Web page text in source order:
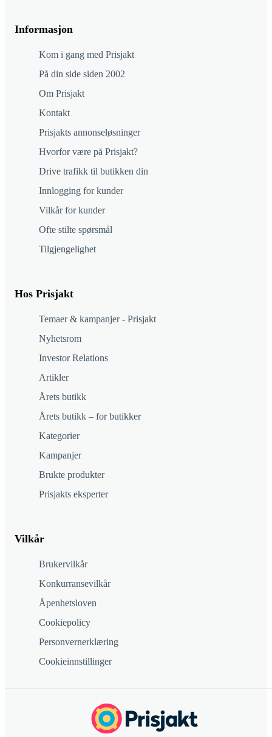
Informasjon
Kom i gang med Prisjakt
På din side siden 2002
Om Prisjakt
Kontakt
Prisjakts annonseløsninger
Hvorfor være på Prisjakt?
Drive trafikk til butikken din
Innlogging for kunder
Vilkår for kunder
Ofte stilte spørsmål
Tilgjengelighet
Hos Prisjakt
Temaer & kampanjer - Prisjakt
Nyhetsrom
Investor Relations
Artikler
Årets butikk
Årets butikk – for butikker
Kategorier
Kampanjer
Brukte produkter
Prisjakts eksperter
Vilkår
Brukervilkår
Konkurransevilkår
Åpenhetsloven
Cookiepolicy
Personvernerklæring
Cookieinnstillinger